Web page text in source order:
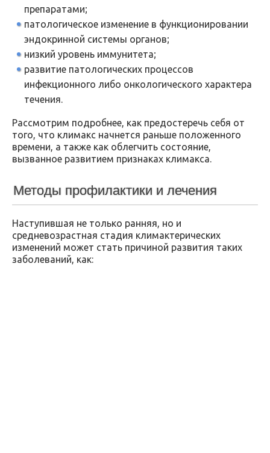
препаратами;
патологическое изменение в функционировании
эндокринной системы органов;
низкий уровень иммунитета;
развитие патологических процессов
инфекционного либо онкологического характера
течения.
Рассмотрим подробнее, как предостеречь себя от
того, что климакс начнется раньше положенного
времени, а также как облегчить состояние,
вызванное развитием признаках климакса.
Методы профилактики и лечения
Наступившая не только ранняя, но и
средневозрастная стадия климактерических
изменений может стать причиной развития таких
заболеваний, как: